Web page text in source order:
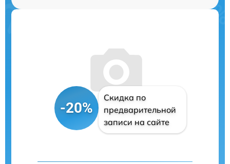
-20%
Скидка по
предварительной
записи на сайте